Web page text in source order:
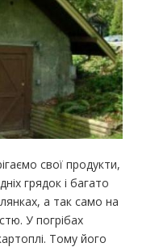
свої продукти,
грядок і багато
а так само на
У погрібах
Тому його